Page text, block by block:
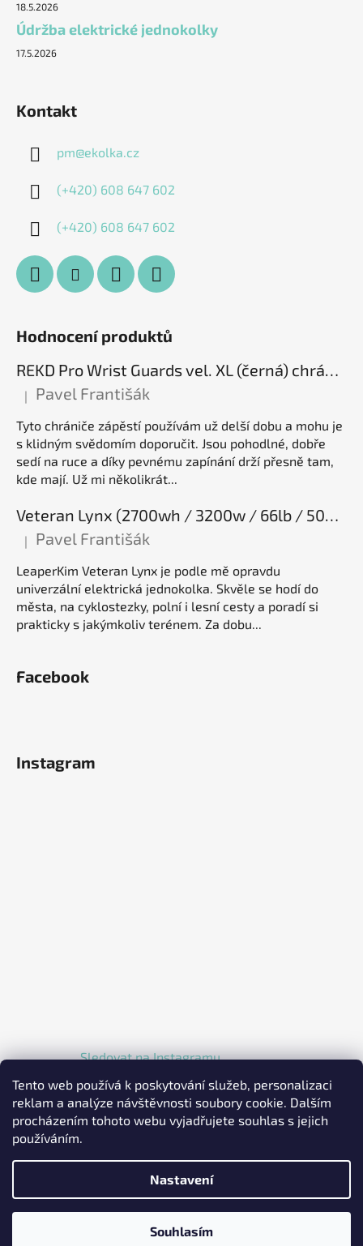
Tento web používá k poskytování služeb, personalizaci
reklam a analýze návštěvnosti soubory cookie. Dalším
procházením tohoto webu vyjadřujete souhlas s jejich
používáním.
Nastavení
Souhlasím
18.5.2026
Údržba elektrické jednokolky
17.5.2026
Kontakt
pm@ekolka.cz
(+420) 608 647 602
(+420) 608 647 602
Hodnocení produktů
REKD Pro Wrist Guards vel. XL (černá) chrániče zápěstí
Hodnocení produktu je 5 z 5 hvězdiček.
| Pavel Františák
Tyto chrániče zápěstí používám už delší dobu a mohu je
s klidným svědomím doporučit. Jsou pohodlné, dobře
sedí na ruce a díky pevnému zapínání drží přesně tam,
kde mají. Už mi několikrát...
Veteran Lynx (2700wh / 3200w / 66lb / 50E), elektrická jednokolka
Hodnocení produktu je 5 z 5 hvězdiček.
| Pavel Františák
LeaperKim Veteran Lynx je podle mě opravdu
univerzální elektrická jednokolka. Skvěle se hodí do
města, na cyklostezky, polní i lesní cesty a poradí si
prakticky s jakýmkoliv terénem. Za dobu...
Facebook
Instagram
Sledovat na Instagramu
Vytvořil Shoptet
Copyright 2026EKOLKA.CZ - Elektrické jednokolky a
. Všechna práva vyhrazena.